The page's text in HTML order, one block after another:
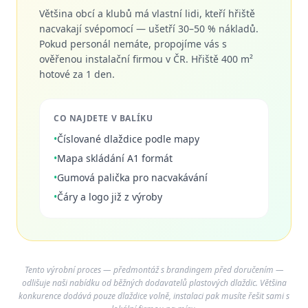
Většina obcí a klubů má vlastní lidi, kteří hřiště
nacvakají svépomocí — ušetří 30–50 % nákladů.
Pokud personál nemáte, propojíme vás s
ověřenou instalační firmou v ČR. Hřiště 400 m²
hotové za 1 den.
CO NAJDETE V BALÍKU
•Číslované dlaždice podle mapy
•Mapa skládání A1 formát
•Gumová palička pro nacvakávání
•Čáry a logo již z výroby
Tento výrobní proces — předmontáž s brandingem před doručením —
odlišuje naši nabídku od běžných dodavatelů plastových dlaždic. Většina
konkurence dodává pouze dlaždice volně, instalaci pak musíte řešit sami s